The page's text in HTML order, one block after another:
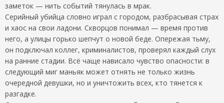
заметок — нить событий тянулась в мрак.
Серийный убийца словно играл с городом, разбрасывая страх
и хаос на свои ладони. Скворцов понимал — время против
него, а улицы горько шепчут о новой беде. Опережая тьму,
он подключал коллег, криминалистов, проверял каждый слух
на ранние стадии. Всё чаще нависало чувство опасности: в
следующий миг маньяк может отнять не только жизнь
очередной девушки, но и уничтожить всех, кто тянется к
разгадке.